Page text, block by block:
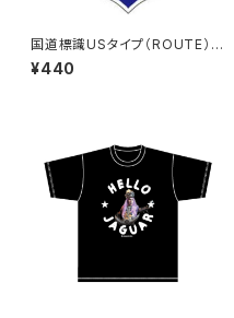
国道標識USタイプ（ROUTE）ス
テッカー 115号線
¥440